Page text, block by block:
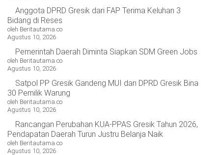
Anggota DPRD Gresik dari FAP Terima Keluhan 3
Bidang di Reses
oleh Beritautama.co
Agustus 10, 2026
Pemerintah Daerah Diminta Siapkan SDM Green Jobs
oleh Beritautama.co
Agustus 10, 2026
Satpol PP Gresik Gandeng MUI dan DPRD Gresik Bina
30 Pemilik Warung
oleh Beritautama.co
Agustus 10, 2026
Rancangan Perubahan KUA-PPAS Gresik Tahun 2026,
Pendapatan Daerah Turun Justru Belanja Naik
oleh Beritautama.co
Agustus 10, 2026